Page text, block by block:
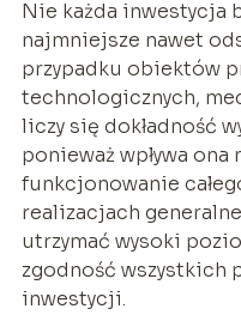
Nie każda inwestycja
najmniejsze nawet
przypadku obiektów
technologicznych,
liczy się dokładność
ponieważ wpływa ona
funkcjonowanie
realizacjach
utrzymać wysoki
zgodność wszystkich
inwestycji.